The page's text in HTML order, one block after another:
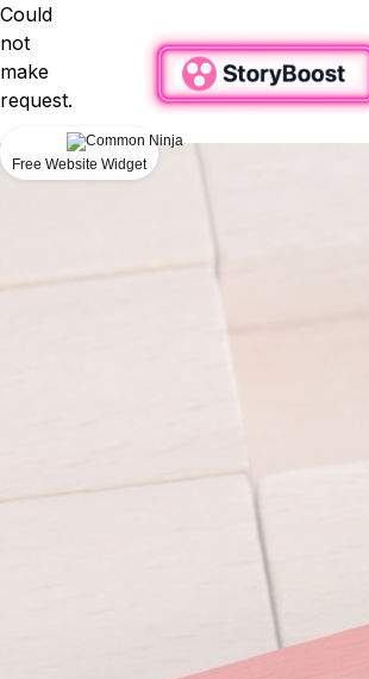
Could
not
make
request.
Free Website Widget